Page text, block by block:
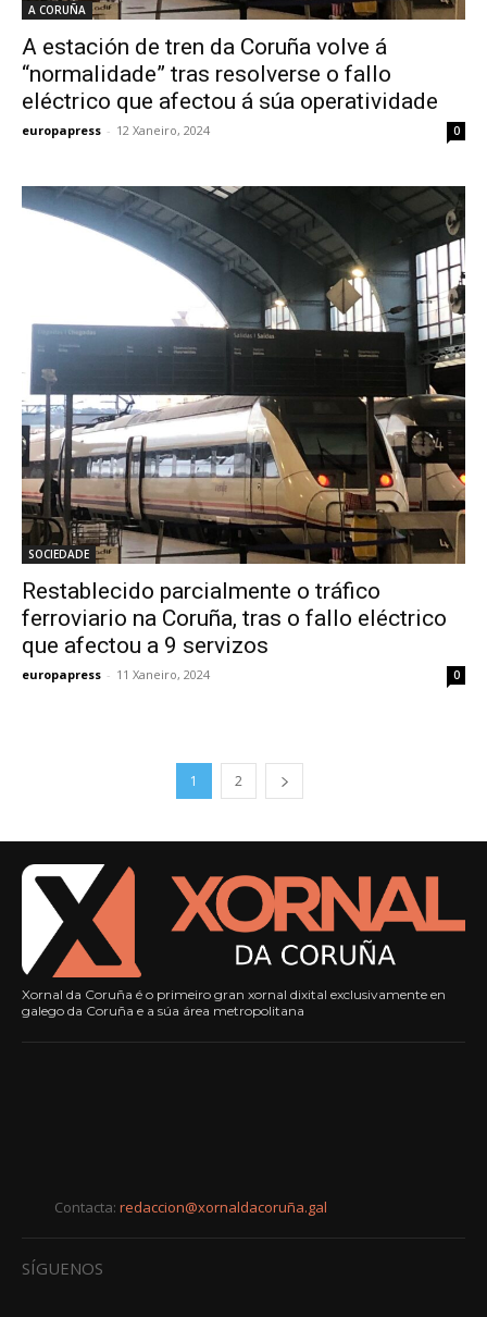
A CORUÑA
A estación de tren da Coruña volve á
“normalidade” tras resolverse o fallo
eléctrico que afectou á súa operatividade
europapress - 12 Xaneiro, 2024 0
SOCIEDADE
Restablecido parcialmente o tráfico
ferroviario na Coruña, tras o fallo eléctrico
que afectou a 9 servizos
europapress - 11 Xaneiro, 2024 0
1 2
Xornal da Coruña é o primeiro gran xornal dixital exclusivamente en
galego da Coruña e a súa área metropolitana
Contacta: redaccion@xornaldacoruña.gal
SÍGUENOS